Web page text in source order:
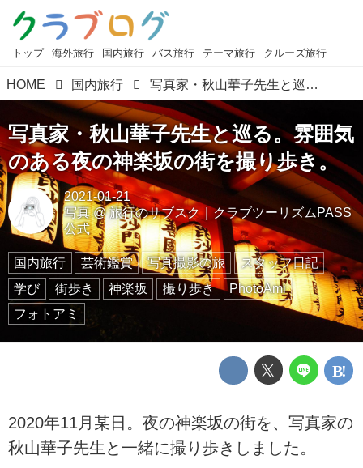
トップ 海外旅行 国内旅行 バス旅行 テーマ旅行 クルーズ旅行
HOME 国内旅行 写真家・秋山華子先生と巡る。雰囲気のある夜の神楽坂の街を撮り歩き。
写真家・秋山華子先生と巡る。雰囲気
のある夜の神楽坂の街を撮り歩き。
2021-01-21
写真@旅行のサブスク｜クラブツーリズムPASS
公式
国内旅行 芸術鑑賞 写真撮影の旅
スタッフ日記
学び
街歩き 神楽坂 撮り歩き
PhotoAmi
フォトアミ
2020年11月某日。夜の神楽坂の街を、写真家の
秋山華子先生と一緒に撮り歩きしました。